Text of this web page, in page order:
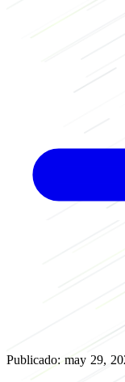
Publicado: may 29,